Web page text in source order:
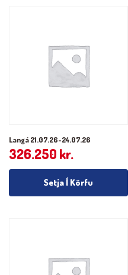
Langá 21.07.26-24.07.26
326.250 kr.
Setja Í Körfu